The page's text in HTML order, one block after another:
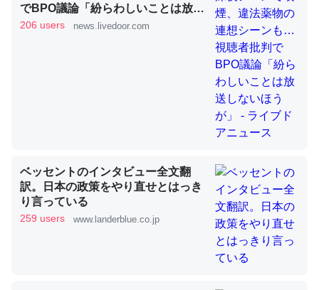
論文では「淡水はカルシウムも酸素も不足してて両方に不
利だから両方が拮抗してるのでは」とあって面白い。海に
いる鋏角類（カブトガニ・ウミグモ）はカルシウムを使わ
ずキチンを強化してる筈だが、酵素が違うのか？
これを元に考えるとカルシウムを大量に使う脊椎動物と貝
でBPO議論「紛らわしいことは放送
しないほうが」 - ライブドアニュー
206 users news.livedoor.com
ベッセントのインタビュー全文翻
訳。日本の政策をやり直せとはっき
り言っている
259 users www.landerblue.co.jp